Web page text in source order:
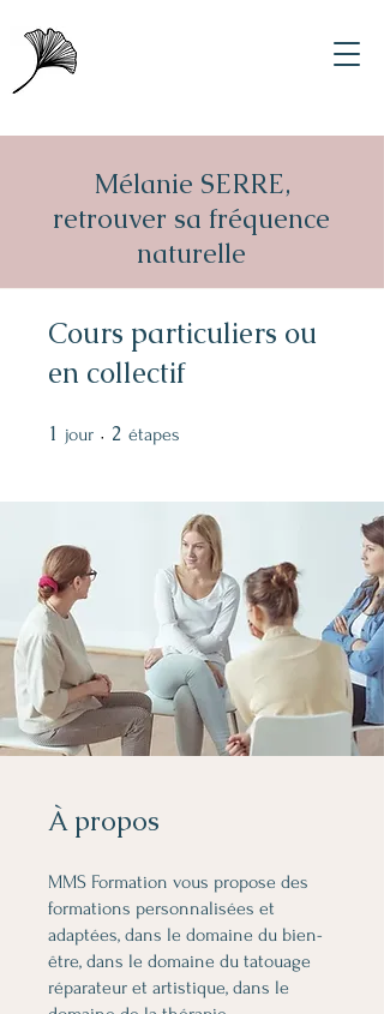
Mélanie SERRE,
retrouver sa fréquence
naturelle
Cours particuliers ou
en collectif
1 jour 1 jour
2 étapes
À propos
MMS Formation vous propose des
formations personnalisées et
adaptées, dans le domaine du bien-
être, dans le domaine du tatouage
réparateur et artistique, dans le